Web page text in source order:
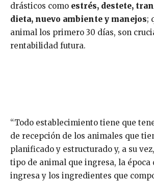
drásticos como estrés, destete,
dieta, nuevo ambiente y manejos;
animal los primero 30 días, son
rentabilidad futura.
“Todo establecimiento tiene que
de recepción de los animales que
planificado y estructurado y, a su
tipo de animal que ingresa, la época
ingresa y los ingredientes que